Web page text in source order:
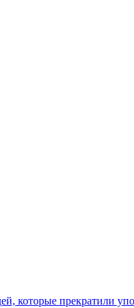
которые прекратили